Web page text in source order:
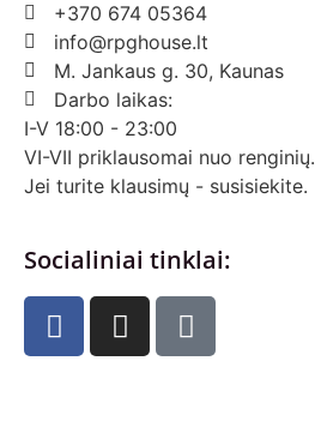
+370 674 05364
info@rpghouse.lt
M. Jankaus g. 30, Kaunas
Darbo laikas:
I-V 18:00 - 23:00
VI-VII priklausomai nuo renginių.
Jei turite klausimų - susisiekite.
Socialiniai tinklai: